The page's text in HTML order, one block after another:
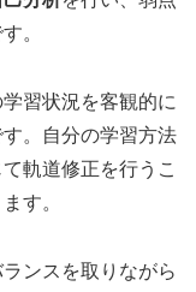
。
学習状況を客観的に
。自分の学習方法
軌道修正を行うこ
す。
ンスを取りながら